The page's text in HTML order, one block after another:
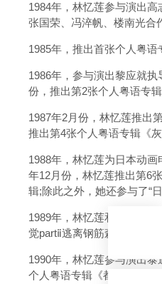
1984年，林忆莲参与演出
张国荣、冯淬帆、楼南光合
1985年，推出首张个人粤
1986年，参与演出黎应就
份，推出第2张个人粤语专
1987年2月份，林忆莲推出
推出第4张个人粤语专辑《
1988年，林忆莲为日本动
年12月份，林忆莲推出第6
辑;除此之外，她还参与了“
1989年，林忆莲和郑裕玲
觉partⅱ逃离钢筋森林》;除
1990年，林忆莲参与演出
个人粤语专辑《都市触觉